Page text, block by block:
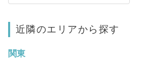
近隣のエリアから探す
関東